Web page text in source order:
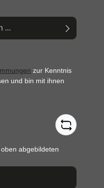
zur Kenntnis
und bin mit ihnen
abgebildeten